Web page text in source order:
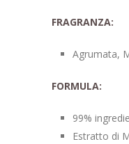
FRAGRANZA:
Agrumata,
FORMULA:
99%
Estratto di